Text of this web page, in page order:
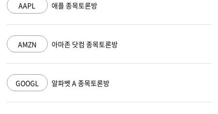
AAPL 애플 종목토론방
AMZN 아마존 닷컴 종목토론방
GOOGL 알파벳 A 종목토론방